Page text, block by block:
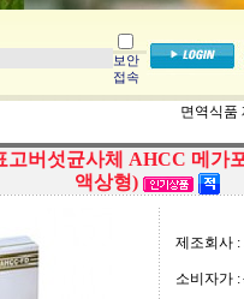
보안
접속
면역식품
고버섯균사체 AHCC 메가
액상형)
제조회사
소비자가 :